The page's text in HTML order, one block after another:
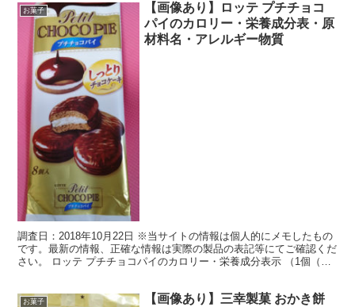
お菓子
【画像あり】ロッテ プチチョコ
パイのカロリー・栄養成分表・原
材料名・アレルギー物質
調査日：2018年10月22日 ※当サイトの情報は個人的にメモしたもの
です。最新の情報、正確な情報は実際の製品の表記等にてご確認くだ
さい。 ロッテ プチチョコパイのカロリー・栄養成分表示 （1個（標
お菓子
【画像あり】三幸製菓 おかき餅